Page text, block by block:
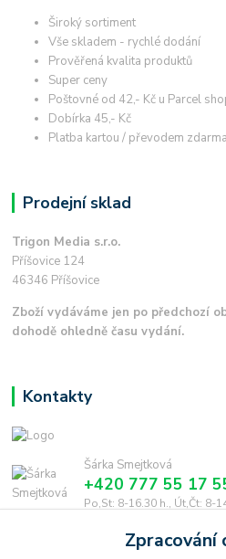
Široký sortiment
Vše skladem - rychlé dodání
Prověřená kvalita produktů
Super ceny
Poštovné od 42,- Kč u Parcel
Dobírka 45,- Kč
Platba kartou / převodem zdarma
Prodejní sklad
Trigon Media s.r.o.
Příšovice 124
46346 Příšovice
Zboží vydáváme jen po předchozí
dohodě ohledně času vydání.
Kontakty
Šárka Smejtková
+420 777 55 17
Po,St: 8-16.30 h., Út,Čt: 8-
smejtkova@trigonmedia.cz
Zpracování